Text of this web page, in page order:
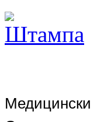
Медицински